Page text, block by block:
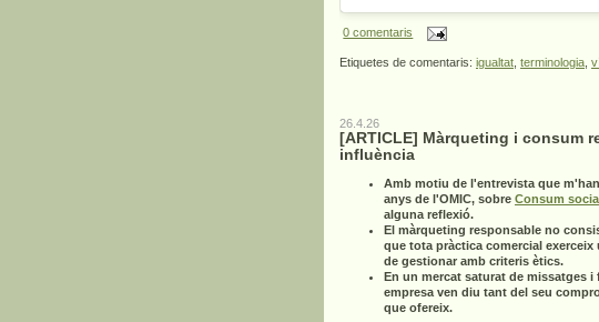
0 comentaris
Etiquetes de comentaris: igualtat terminologia
26.4.26
[ARTICLE] Màrqueting i consum
influència
Amb motiu de l'entrevista que
anys de l'OMIC, sobre Consum
alguna reflexió.
El màrqueting responsable no
que tota pràctica comercial
de gestionar amb criteris ètics.
En un mercat saturat de missatges
empresa ven diu tant del seu
que ofereix.